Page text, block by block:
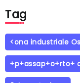
Tag
<ona industriale
+p+assap+o+rto+